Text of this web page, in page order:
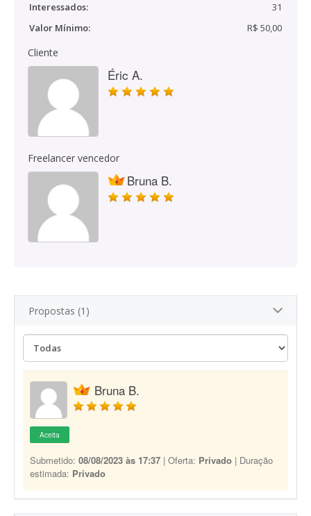
Interessados:
31
Valor Mínimo:
R$ 50,00
Cliente
Éric A.
Freelancer vencedor
Bruna B.
Propostas (1)
Bruna B.
Aceita
Submetido: 08/08/2023 às 17:37 | Oferta: Privado | Duração
estimada: Privado